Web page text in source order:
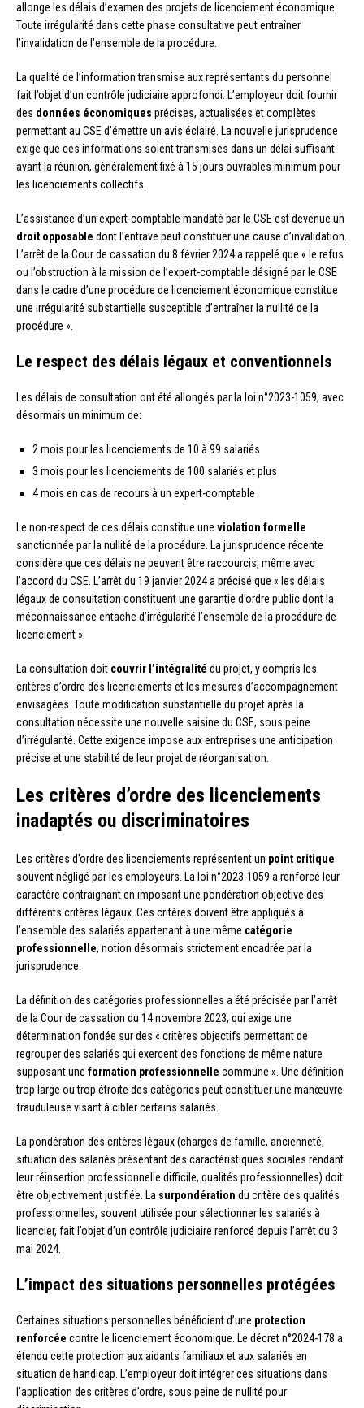
allonge les délais d’examen des projets de licenciement économique.
Toute irrégularité dans cette phase consultative peut entraîner
l’invalidation de l’ensemble de la procédure.
La qualité de l’information transmise aux représentants du personnel
fait l’objet d’un contrôle judiciaire approfondi. L’employeur doit fournir
des données économiques précises, actualisées et complètes
permettant au CSE d’émettre un avis éclairé. La nouvelle jurisprudence
exige que ces informations soient transmises dans un délai suffisant
avant la réunion, généralement fixé à 15 jours ouvrables minimum pour
les licenciements collectifs.
L’assistance d’un expert-comptable mandaté par le CSE est devenue un
droit opposable dont l’entrave peut constituer une cause d’invalidation.
L’arrêt de la Cour de cassation du 8 février 2024 a rappelé que « le refus
ou l’obstruction à la mission de l’expert-comptable désigné par le CSE
dans le cadre d’une procédure de licenciement économique constitue
une irrégularité substantielle susceptible d’entraîner la nullité de la
procédure ».
Le respect des délais légaux et conventionnels
Les délais de consultation ont été allongés par la loi n°2023-1059, avec
désormais un minimum de:
2 mois pour les licenciements de 10 à 99 salariés
3 mois pour les licenciements de 100 salariés et plus
4 mois en cas de recours à un expert-comptable
Le non-respect de ces délais constitue une violation formelle
sanctionnée par la nullité de la procédure. La jurisprudence récente
considère que ces délais ne peuvent être raccourcis, même avec
l’accord du CSE. L’arrêt du 19 janvier 2024 a précisé que « les délais
légaux de consultation constituent une garantie d’ordre public dont la
méconnaissance entache d’irrégularité l’ensemble de la procédure de
licenciement ».
La consultation doit couvrir l’intégralité du projet, y compris les
critères d’ordre des licenciements et les mesures d’accompagnement
envisagées. Toute modification substantielle du projet après la
consultation nécessite une nouvelle saisine du CSE, sous peine
d’irrégularité. Cette exigence impose aux entreprises une anticipation
précise et une stabilité de leur projet de réorganisation.
Les critères d’ordre des licenciements
inadaptés ou discriminatoires
Les critères d’ordre des licenciements représentent un point critique
souvent négligé par les employeurs. La loi n°2023-1059 a renforcé leur
caractère contraignant en imposant une pondération objective des
différents critères légaux. Ces critères doivent être appliqués à
l’ensemble des salariés appartenant à une même catégorie
professionnelle, notion désormais strictement encadrée par la
jurisprudence.
La définition des catégories professionnelles a été précisée par l’arrêt
de la Cour de cassation du 14 novembre 2023, qui exige une
détermination fondée sur des « critères objectifs permettant de
regrouper des salariés qui exercent des fonctions de même nature
supposant une formation professionnelle commune ». Une définition
trop large ou trop étroite des catégories peut constituer une manœuvre
frauduleuse visant à cibler certains salariés.
La pondération des critères légaux (charges de famille, ancienneté,
situation des salariés présentant des caractéristiques sociales rendant
leur réinsertion professionnelle difficile, qualités professionnelles) doit
être objectivement justifiée. La surpondération du critère des qualités
professionnelles, souvent utilisée pour sélectionner les salariés à
licencier, fait l’objet d’un contrôle judiciaire renforcé depuis l’arrêt du 3
mai 2024.
L’impact des situations personnelles protégées
Certaines situations personnelles bénéficient d’une protection
renforcée contre le licenciement économique. Le décret n°2024-178 a
étendu cette protection aux aidants familiaux et aux salariés en
situation de handicap. L’employeur doit intégrer ces situations dans
l’application des critères d’ordre, sous peine de nullité pour